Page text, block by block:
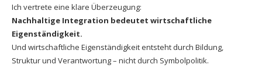
Ich vertrete eine klare Überzeugung:
Nachhaltige Integration bedeutet wirtschaftliche
Eigenständigkeit.
Und wirtschaftliche Eigenständigkeit entsteht durch Bildung,
Struktur und Verantwortung – nicht durch Symbolpolitik.